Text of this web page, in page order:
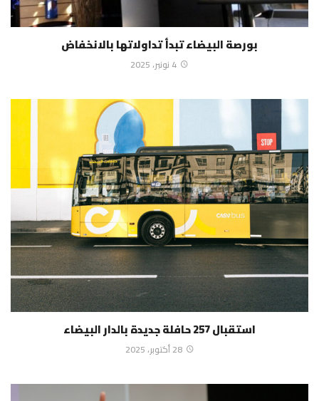
بورصة البيضاء تبدأ تداولاتها بالانخفاض
4 نونبر، 2025
استقبال 257 حافلة جديدة بالدار البيضاء
28 أكتوبر، 2025